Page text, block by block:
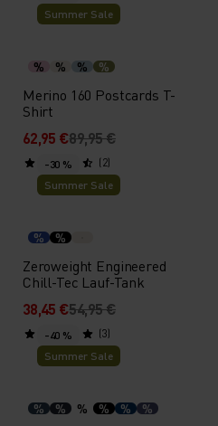
Summer Sale
% % % %
Merino 160 Postcards T-
Shirt
62,95 €89,95 €
(2)
-30 %
Summer Sale
% %
Zeroweight Engineered
Chill-Tec Lauf-Tank
38,45 €54,95 €
(3)
-40 %
Summer Sale
% % % % % %